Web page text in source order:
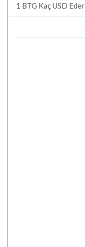
1 BTG Kaç USD Eder